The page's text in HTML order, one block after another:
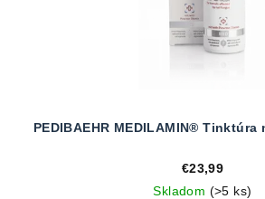
PEDIBAEHR MEDILAMIN® Tinktúra
€23,99
Skladom (>5 ks)